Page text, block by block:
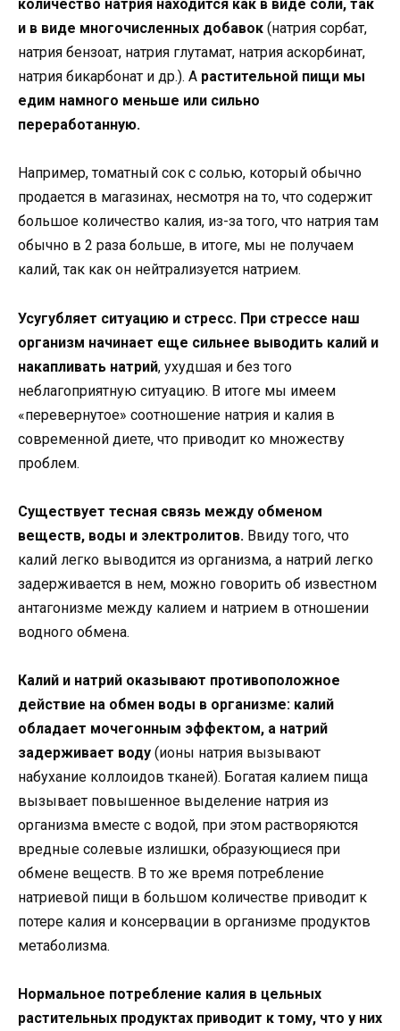
количество натрия находится как в виде соли, так
и в виде многочисленных добавок (натрия сорбат,
натрия бензоат, натрия глутамат, натрия аскорбинат,
натрия бикарбонат и др.). А растительной пищи мы
едим намного меньше или сильно
переработанную.
Например, томатный сок с солью, который обычно
продается в магазинах, несмотря на то, что содержит
большое количество калия, из-за того, что натрия там
обычно в 2 раза больше, в итоге, мы не получаем
калий, так как он нейтрализуется натрием.
Усугубляет ситуацию и стресс. При стрессе наш
организм начинает еще сильнее выводить калий и
накапливать натрий, ухудшая и без того
неблагоприятную ситуацию. В итоге мы имеем
«перевернутое» соотношение натрия и калия в
современной диете, что приводит ко множеству
проблем.
Существует тесная связь между обменом
веществ, воды и электролитов. Ввиду того, что
калий легко выводится из организма, а натрий легко
задерживается в нем, можно говорить об известном
антагонизме между калием и натрием в отношении
водного обмена.
Калий и натрий оказывают противоположное
действие на обмен воды в организме: калий
обладает мочегонным эффектом, а натрий
задерживает воду (ионы натрия вызывают
набухание коллоидов тканей). Богатая калием пища
вызывает повышенное выделение натрия из
организма вместе с водой, при этом растворяются
вредные солевые излишки, образующиеся при
обмене веществ. В то же время потребление
натриевой пищи в большом количестве приводит к
потере калия и консервации в организме продуктов
метаболизма.
Нормальное потребление калия в цельных
растительных продуктах приводит к тому, что у них